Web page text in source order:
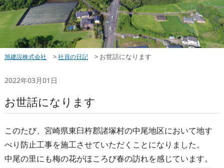
旭建設株式会社 > 社員の日記 > お世話になります
2022年03月01日
お世話になります
このたび、宮崎県東臼杵郡諸塚村の中尾地区において地す
べり防止工事を施工させていただくことになりました。
中尾の里にも梅の花がほころび春の訪れを感じています。